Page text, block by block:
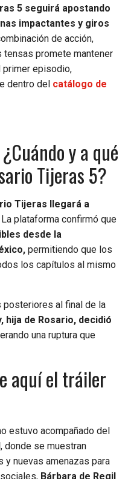
5 seguirá apostando
impactantes y giros
de acción,
promete mantener
primer episodio,
dentro del catálogo de
y a qué
Tijeras 5?
Tijeras llegará a
La plataforma confirmó que
desde la
permitiendo que los
los capítulos al mismo
posteriores al final de la
hija de Rosario, decidió
una ruptura que
aquí el tráiler
estuvo acompañado del
, donde se muestran
nuevas amenazas para
Bárbara de Regil